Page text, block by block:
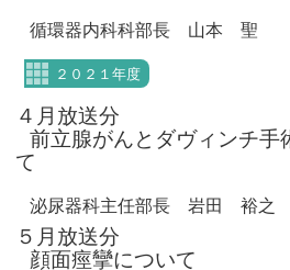
循環器内科科部長 山本 聖
２０２１年度
４月放送分
前立腺がんとダヴィンチ手
て
泌尿器科主任部長 岩田 裕之
５月放送分
顔面痙攣について